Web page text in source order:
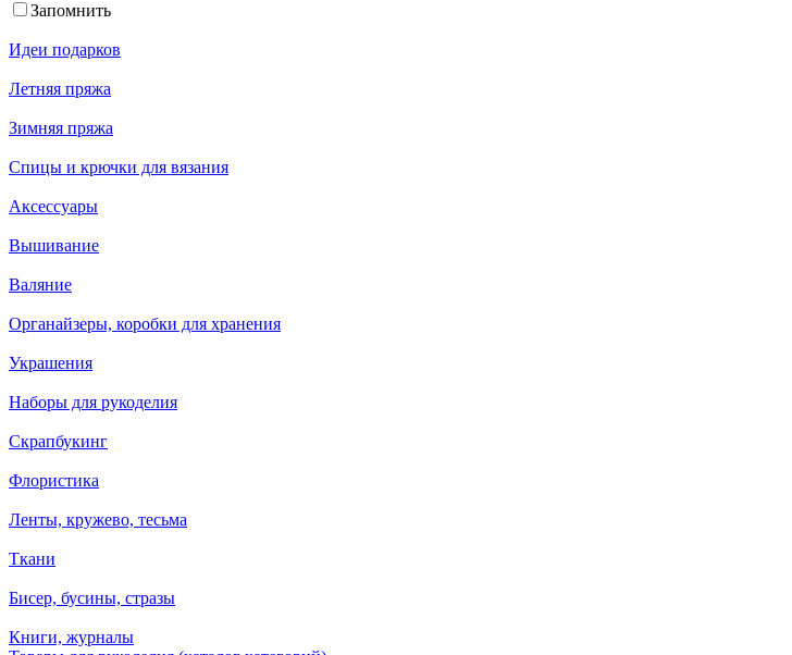
Запомнить
Идеи подарков
Летняя пряжа
Зимняя пряжа
Спицы и крючки для вязания
Аксессуары
Вышивание
Валяние
Органайзеры, коробки для хранения
Украшения
Наборы для рукоделия
Скрапбукинг
Флористика
Ленты, кружево, тесьма
Ткани
Бисер, бусины, стразы
Книги, журналы